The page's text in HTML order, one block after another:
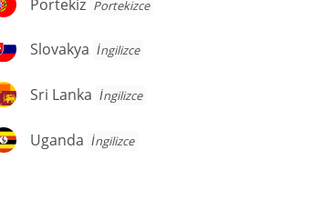
Portekiz Portekizce
Slovakya
Slovakya İngilizce
Sri
Sri Lanka İngilizce
Uganda
Uganda İngilizce